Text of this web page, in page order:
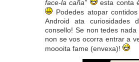
face-la caña”
esta conta
Podedes atopar
Android ata curiosidades
consello! Se non tedes
non se vos ocorra entrar a
moooita fame (envexa)!